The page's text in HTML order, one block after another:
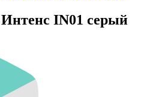
IN01 серый